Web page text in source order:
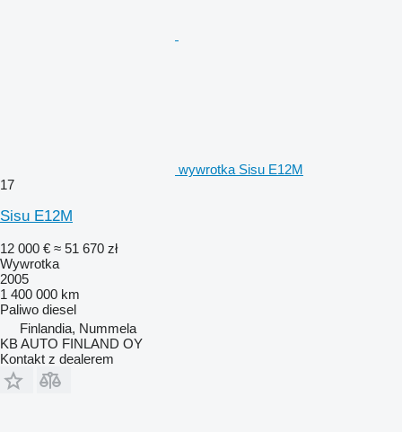
wywrotka Sisu E12M
17
Sisu E12M
12 000 € ≈ 51 670 zł
Wywrotka
2005
1 400 000 km
Paliwo diesel
Finlandia, Nummela
KB AUTO FINLAND OY
Kontakt z dealerem